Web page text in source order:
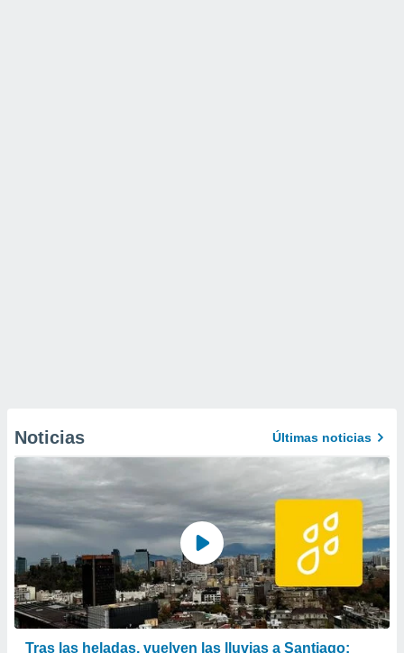
Noticias Últimas noticias
Tras las heladas, vuelven las lluvias a Santiago: